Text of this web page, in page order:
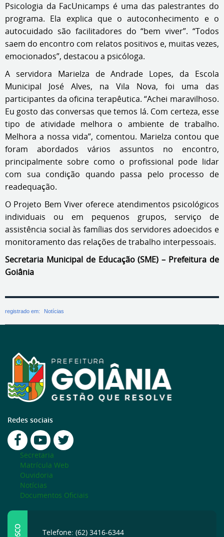
Psicologia da FacUnicamps é uma das palestrantes do
programa. Ela explica que o autoconhecimento e o
autocuidado são facilitadores do “bem viver”. “Todos
saem do encontro com relatos positivos e, muitas vezes,
emocionados”, destacou a psicóloga.
A servidora Marielza de Andrade Lopes, da Escola
Municipal José Alves, na Vila Nova, foi uma das
participantes da oficina terapêutica. “Achei maravilhoso.
Eu gosto das conversas que temos lá. Com certeza, esse
tipo de atividade melhora o ambiente de trabalho.
Melhora a nossa vida”, comentou. Marielza contou que
foram abordados vários assuntos no encontro,
principalmente sobre como o profissional pode lidar
com sua condição quando passa pelo processo de
readequação.
O Projeto Bem Viver oferece atendimentos psicológicos
individuais ou em pequenos grupos, serviço de
assistência social às famílias dos servidores adoecidos e
monitoramento das relações de trabalho interpessoais.
Secretaria Municipal de Educação (SME) – Prefeitura de
Goiânia
registrado em: Notícias
Redes sociais
Secretaria
Matrícula Web
Ouvidoria
Notícias
Documentos Oficiais
Telefone: (62) 3416-6344